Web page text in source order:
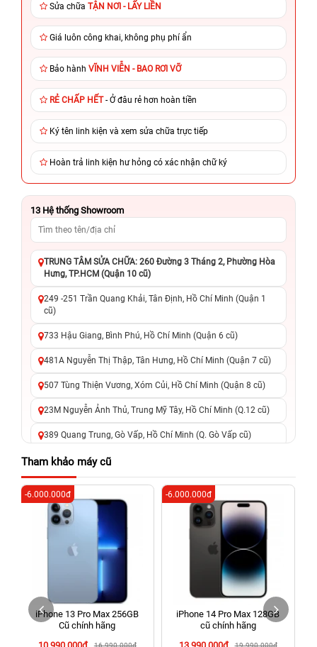
Sửa chữa TẬN NƠI - LẤY LIỀN
Giá luôn công khai, không phụ phí ẩn
Bảo hành VĨNH VIỄN - BAO RƠI VỠ
RẺ CHẤP HẾT- Ở đâu rẻ hơn hoàn tiền
Ký tên linh kiện và xem sửa chữa trực tiếp
Hoàn trả linh kiện hư hỏng có xác nhận chữ ký
13 Hệ thống Showroom
TRUNG TÂM SỬA CHỮA: 260 Đường 3 Tháng 2, Phường Hòa
Hưng, TP.HCM (Quận 10 cũ)
249 -251 Trần Quang Khải, Tân Định, Hồ Chí Minh (Quận 1
cũ)
733 Hậu Giang, Bình Phú, Hồ Chí Minh (Quận 6 cũ)
481A Nguyễn Thị Thập, Tân Hưng, Hồ Chí Minh (Quận 7 cũ)
507 Tùng Thiện Vương, Xóm Củi, Hồ Chí Minh (Quận 8 cũ)
23M Nguyễn Ảnh Thủ, Trung Mỹ Tây, Hồ Chí Minh (Q.12 cũ)
389 Quang Trung, Gò Vấp, Hồ Chí Minh (Q. Gò Vấp cũ)
625 - 625A Âu Cơ, Tân Phú, Hồ Chí Minh (Quận Tân Phú cũ)
326 Lê Văn Việt, Tăng Nhơn Phú, Hồ Chí Minh (Q.9 TP. Thủ
Đức cũ)
256 Võ Văn Ngân, Thủ Đức, Hồ Chí Minh (Bình Thọ, TP. Thủ
70 Nguyễn An Ninh, Dĩ An, Hồ Chí Minh (Bình Dương Cũ)
24h Vũng Tàu: 162A Ba Cu, Vũng Tàu, Hồ Chí Minh (TP. Vũng
Tàu cũ)
198 Hoàng Văn Thụ, Tân Sơn Nhất, Hồ Chí Minh (Tân Bình
Tham khảo máy cũ
iPhone 13 Pro Max 256GB
Cũ chính hãng
16.990.000đ
-6.000.000đ
iPhone 14 Pro Max 128GB
cũ chính hãng
19.990.000đ
-6.000.000đ